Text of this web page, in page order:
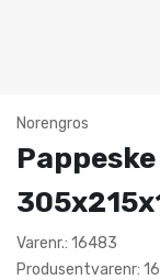
Norengros
Varenr.: 16483
Produsentvarenr: